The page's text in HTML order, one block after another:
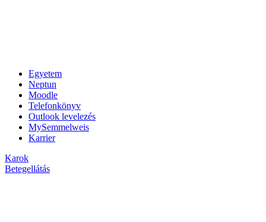
Egyetem
Neptun
Moodle
Telefonkönyv
Outlook levelezés
MySemmelweis
Karrier
Karok
Betegellátás